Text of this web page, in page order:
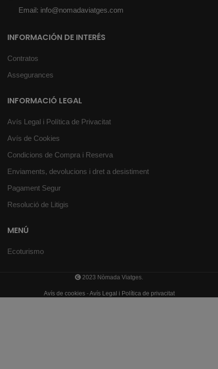
Email: info@nomadaviatges.com
INFORMACIÓN DE INTERÉS
Contratos
Assegurances
INFORMACIÓ LEGAL
Avís Legal i Política de Privacitat
Avís de Cookies
Condicions de Compra i Reserva
Enviaments, devolucions i dret a desistiment
Pagament Segur
Resolució de Litigis
MENÚ
Ecoturismo
2023 Nòmada Viatges.
Avís de cookies -Avís Legal i Política de privacitat